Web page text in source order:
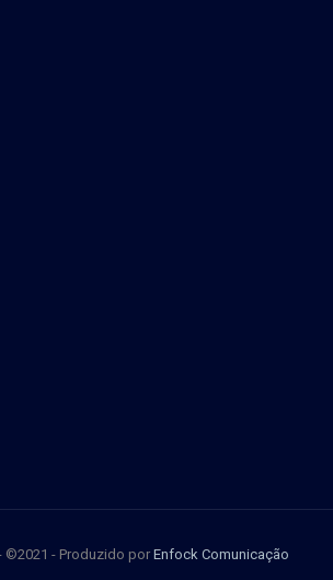
- ©2021 - Produzido por Enfock Comunicação